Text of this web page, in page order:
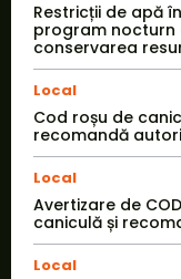
Restricții de apă
program nocturn
conservarea
Local
Cod roșu de
recomandă
Local
Avertizare de
caniculă și
Local